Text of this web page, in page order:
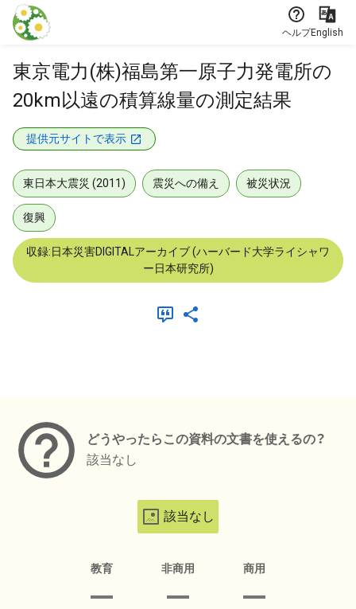
本文に飛ぶ
ヘルプEnglish
東京電力(株)福島第一原子力発電所の
20km以遠の積算線量の測定結果
提供元サイトで表示
東日本大震災 (2011) 震災への備え 被災状況
復興
収録:日本災害DIGITALアーカイブ (ハーバード大学ライシャワ
ー日本研究所)
どうやったらこの資料の文書を使えるの？
該当なし
該当なし
教育 非商用 商用